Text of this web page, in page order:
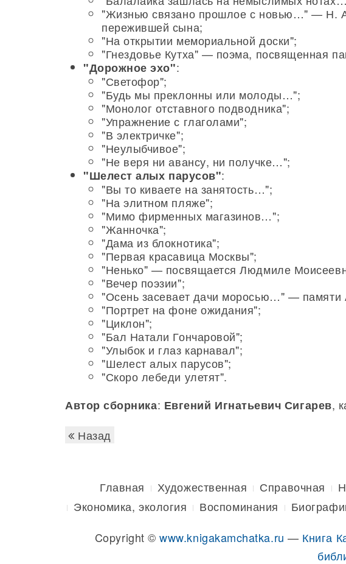
"Жизнью связано прошлое с новью…" — Н.
пережившей сына;
"На открытии мемориальной доски";
"Гнездовье Кутха" — поэма, посвященная
"Дорожное эхо":
"Светофор";
"Будь мы преклонны или молоды…";
"Монолог отставного подводника";
"Упражнение с глаголами";
"В электричке";
"Неулыбчивое";
"Не веря ни авансу, ни получке…";
"Шелест алых парусов":
"Вы то киваете на занятость…";
"На элитном пляже";
"Мимо фирменных магазинов…";
"Жанночка";
"Дама из блокнотика";
"Первая красавица Москвы";
"Ненько" — посвящается Людмиле
"Вечер поэзии";
"Осень засевает дачи моросью…" —
"Портрет на фоне ожидания";
"Циклон";
"Бал Натали Гончаровой";
"Улыбок и глаз карнавал";
"Шелест алых парусов";
"Скоро лебеди улетят".
Автор сборника: Евгений Игнатьевич Сигарев,
Назад
Главная Художественная Справочная
Экономика, экология
Воспоминания
Copyright ©www.knigakamchatka.ru — Книга